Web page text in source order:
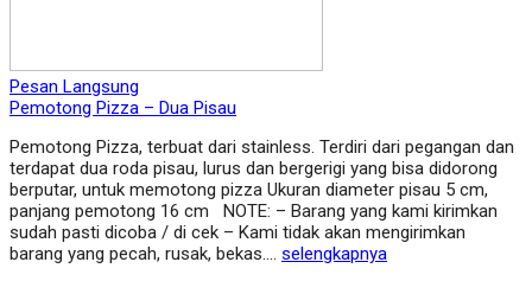
Pesan Langsung
Pemotong Pizza – Dua Pisau
Pemotong Pizza, terbuat dari stainless. Terdiri dari pegangan dan
terdapat dua roda pisau, lurus dan bergerigi yang bisa didorong
berputar, untuk memotong pizza Ukuran diameter pisau 5 cm,
panjang pemotong 16 cm NOTE: – Barang yang kami kirimkan
sudah pasti dicoba / di cek – Kami tidak akan mengirimkan
barang yang pecah, rusak, bekas…. selengkapnya